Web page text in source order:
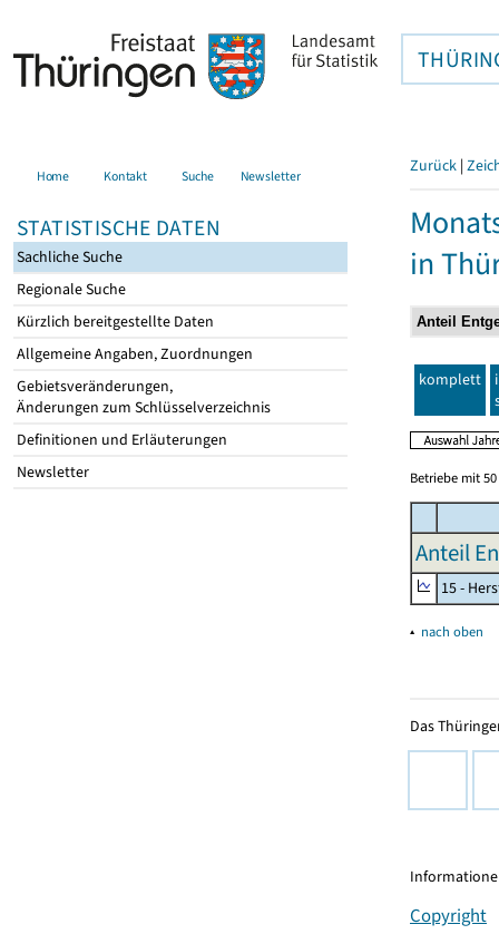
Home Kontakt Suche Newsletter
STATISTISCHE DATEN
Sachliche Suche
Regionale Suche
Kürzlich bereitgestellte Daten
Allgemeine Angaben, Zuordnungen
Gebietsveränderungen,
Änderungen zum Schlüsselverzeichnis
Definitionen und Erläuterungen
Newsletter
Zurück |
in
komplett
Betriebe mit
Anteil
15 -
▴ nach oben
Das
Copyright